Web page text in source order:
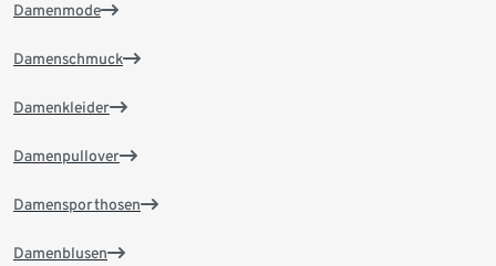
Damenmode
Damenschmuck
Damenkleider
Damenpullover
Damensporthosen
Damenblusen